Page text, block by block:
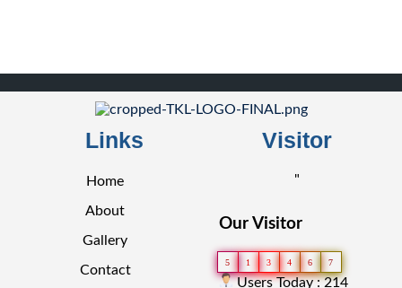
Links
Home
About
Gallery
Contact
Visitor
"
Our Visitor
5 1 3 4 6 7
Users Today : 214